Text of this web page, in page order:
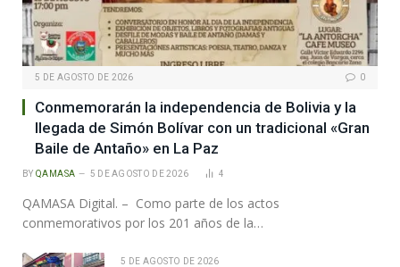
5 DE AGOSTO DE 2026 0
Conmemorarán la independencia de Bolivia y la
llegada de Simón Bolívar con un tradicional «Gran
Baile de Antaño» en La Paz
BY QAMASA 5 DE AGOSTO DE 2026 4
QAMASA Digital. – Como parte de los actos
conmemorativos por los 201 años de la…
5 DE AGOSTO DE 2026